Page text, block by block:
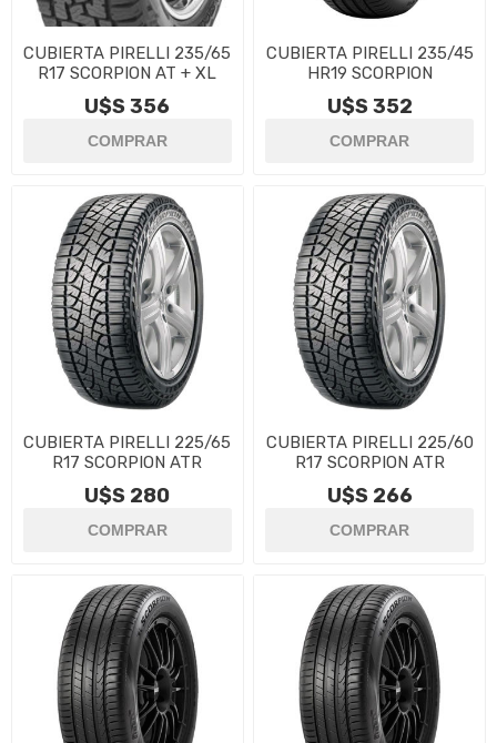
CUBIERTA PIRELLI 235/65
R17 SCORPION AT + XL
U$S 356
CUBIERTA PIRELLI 235/45
HR19 SCORPION
U$S 352
CUBIERTA PIRELLI 225/65
R17 SCORPION ATR
U$S 280
CUBIERTA PIRELLI 225/60
R17 SCORPION ATR
U$S 266